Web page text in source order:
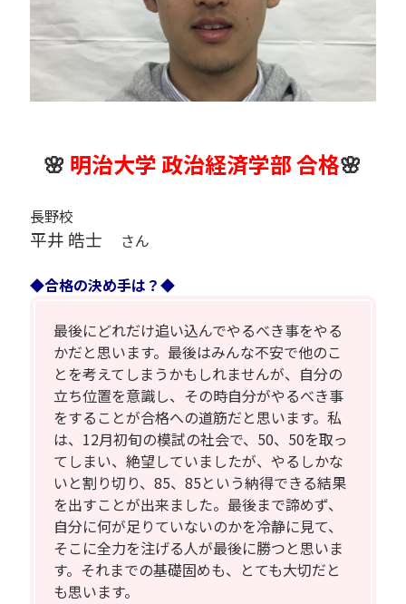
🌸 明治大学 政治経済学部 合格🌸
長野校
平井 皓士 さん
◆合格の決め手は？◆
最後にどれだけ追い込んでやるべき事をやる
かだと思います。最後はみんな不安で他のこ
とを考えてしまうかもしれませんが、自分の
立ち位置を意識し、その時自分がやるべき事
をすることが合格への道筋だと思います。私
は、12月初旬の模試の社会で、50、50を取っ
てしまい、絶望していましたが、やるしかな
いと割り切り、85、85という納得できる結果
を出すことが出来ました。最後まで諦めず、
自分に何が足りていないのかを冷静に見て、
そこに全力を注げる人が最後に勝つと思いま
す。それまでの基礎固めも、とても大切だと
も思います。